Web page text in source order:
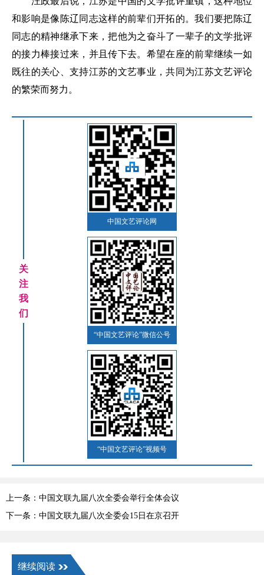
和影响是像陈辽同志这样的前辈们开拓的。我们要把陈辽
同志的精神继承下来，把他为之奋斗了一辈子的文学批评
的接力棒接过来，并且传下去。希望在座的前辈继续一如
既往的关心、支持江苏的文艺事业，共同为江苏文艺评论
的繁荣而努力。
关
注
我
们
中国文艺评论网
“中国文艺评论”微信公号
“中国文艺评论”视频号
上一条：中国文联九届八次全委会举行全体会议
下一条：中国文联九届八次全委会15日在京召开
继续阅读